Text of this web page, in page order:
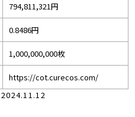
794,811,321円
0.8486円
1,000,000,000枚
https://cot.curecos.com/